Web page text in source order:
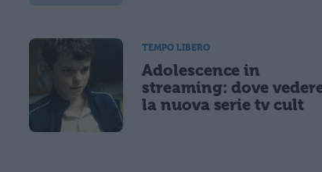
TEMPO LIBERO
Adolescence in
streaming: dove
la nuova serie tv cult